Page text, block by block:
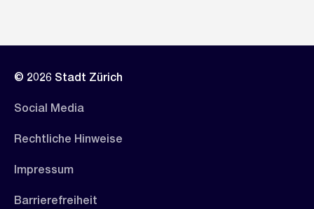
© 2026 Stadt Zürich
Social Media
Rechtliche Hinweise
Impressum
Barrierefreiheit